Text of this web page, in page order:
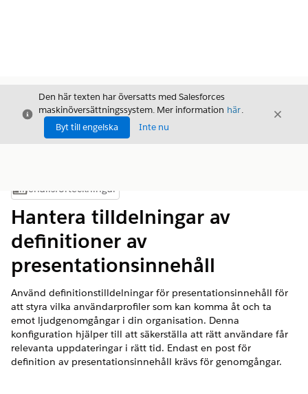
Stäng
Den här texten har översatts med Salesforces
maskinöversättningssystem. Mer information här.
Byt till engelska
Inte nu
Stäng
Visa innehållsförteckning
Innehållsförteckningar
Hantera tilldelningar av
definitioner av
presentationsinnehåll
Använd definitionstilldelningar för presentationsinnehåll för
att styra vilka användarprofiler som kan komma åt och ta
emot ljudgenomgångar i din organisation. Denna
konfiguration hjälper till att säkerställa att rätt användare får
relevanta uppdateringar i rätt tid. Endast en post för
definition av presentationsinnehåll krävs för genomgångar.